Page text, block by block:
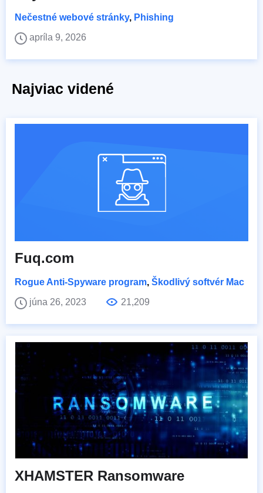
Nečestné webové stránky, Phishing
apríla 9, 2026
Najviac videné
Fuq.com
Rogue Anti-Spyware program, Škodlivý softvér Mac
júna 26, 2023
21,209
XHAMSTER Ransomware